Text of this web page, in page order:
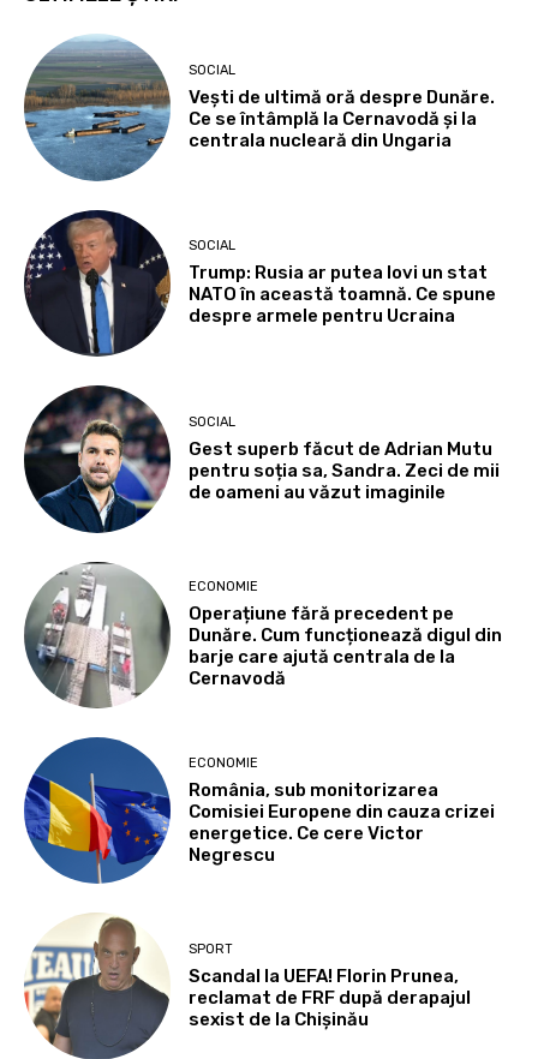
SOCIAL
Vești de ultimă oră despre Dunăre.
Ce se întâmplă la Cernavodă și la
centrala nucleară din Ungaria
SOCIAL
Trump: Rusia ar putea lovi un stat
NATO în această toamnă. Ce spune
despre armele pentru Ucraina
SOCIAL
Gest superb făcut de Adrian Mutu
pentru soția sa, Sandra. Zeci de mii
de oameni au văzut imaginile
ECONOMIE
Operațiune fără precedent pe
Dunăre. Cum funcționează digul din
barje care ajută centrala de la
Cernavodă
ECONOMIE
România, sub monitorizarea
Comisiei Europene din cauza crizei
energetice. Ce cere Victor
Negrescu
SPORT
Scandal la UEFA! Florin Prunea,
reclamat de FRF după derapajul
sexist de la Chișinău